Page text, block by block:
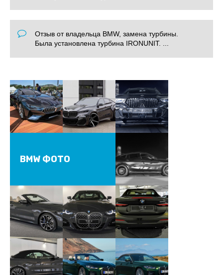
Отзыв от владельца BMW, замена турбины.
Была установлена турбина IRONUNIT. ...
BMW ФОТО